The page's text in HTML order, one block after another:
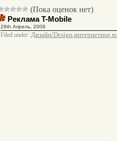
(Пока оценок нет)
Реклама T-Mobile
29th Апрель, 2009
Filed under: Дизайн/Design,интернетное,